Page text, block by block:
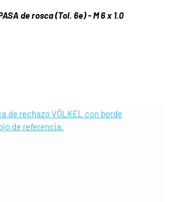
de rosca (Tol. 6e) - M 6 x 1.0